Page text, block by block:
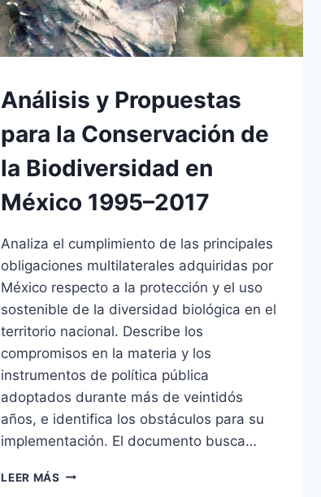
Análisis y Propuestas
para la Conservación de
la Biodiversidad en
México 1995–2017
Analiza el cumplimiento de las principales
obligaciones multilaterales adquiridas por
México respecto a la protección y el uso
sostenible de la diversidad biológica en el
territorio nacional. Describe los
compromisos en la materia y los
instrumentos de política pública
adoptados durante más de veintidós
años, e identifica los obstáculos para su
implementación. El documento busca…
LEER MÁS ANÁLISIS